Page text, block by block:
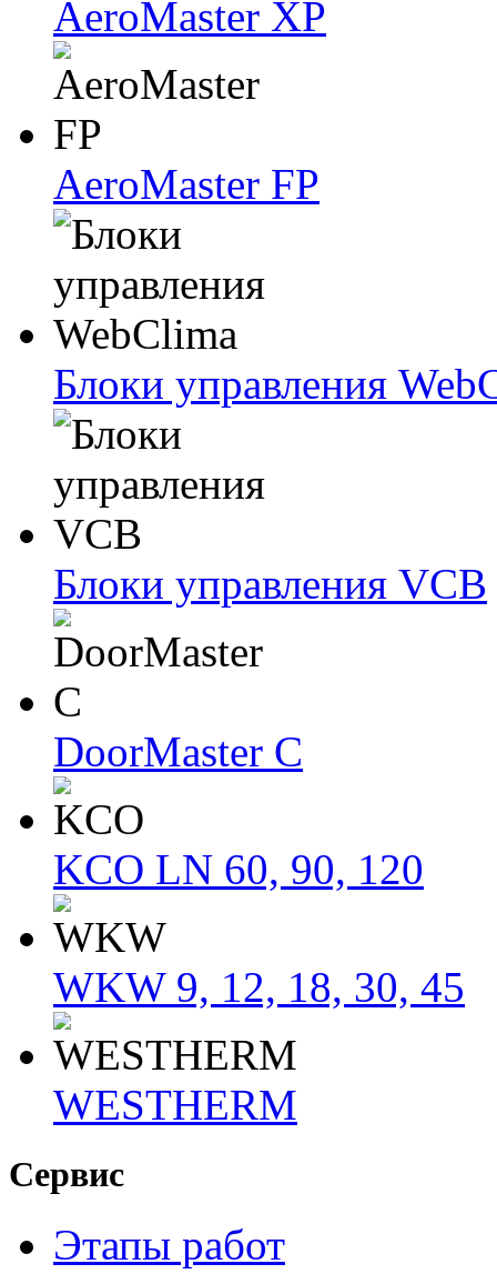
AeroMaster XP
AeroMaster FP
Блоки упрaвлeния
Блоки упрaвлeния VCB
DoorMaster C
KCO LN 60, 90, 120
WKW 9, 12, 18, 30, 45
WESTHERM
Сервис
Этапы работ